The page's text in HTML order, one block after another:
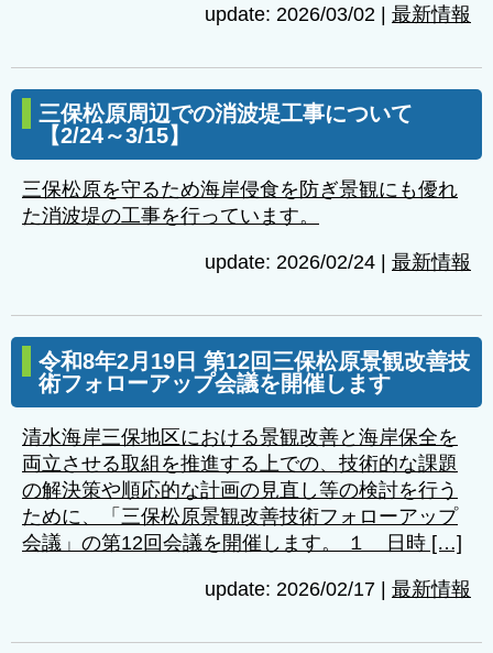
update: 2026/03/02 最新情報
三保松原周辺での消波堤工事について
【2/24～3/15】
三保松原を守るため海岸侵食を防ぎ景観にも優れ
た消波堤の工事を行っています。
update: 2026/02/24 最新情報
令和8年2月19日 第12回三保松原景観改善技
術フォローアップ会議を開催します
清水海岸三保地区における景観改善と海岸保全を
両立させる取組を推進する上での、技術的な課題
の解決策や順応的な計画の見直し等の検討を行う
ために、「三保松原景観改善技術フォローアップ
会議」の第12回会議を開催します。 １ 日時 […]
update: 2026/02/17 最新情報